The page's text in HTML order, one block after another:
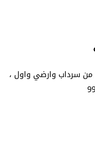
من سرداب وارضي واول ،